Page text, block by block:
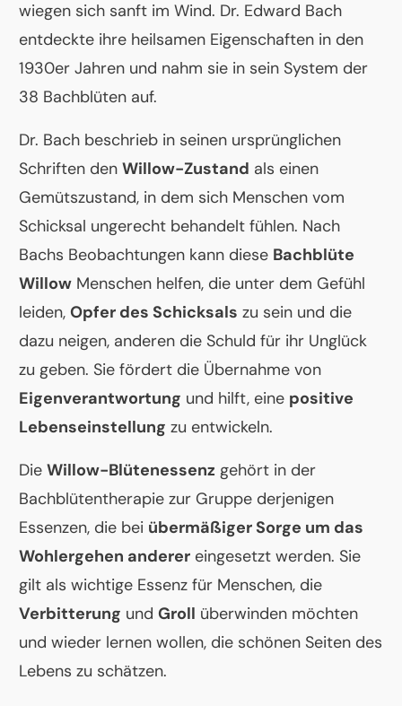
wiegen sich sanft im Wind. Dr. Edward Bach
entdeckte ihre heilsamen Eigenschaften in den
1930er Jahren und nahm sie in sein System der
38 Bachblüten auf.
Dr. Bach beschrieb in seinen ursprünglichen
Schriften den Willow-Zustand als einen
Gemütszustand, in dem sich Menschen vom
Schicksal ungerecht behandelt fühlen. Nach
Bachs Beobachtungen kann diese Bachblüte
Willow Menschen helfen, die unter dem Gefühl
leiden, Opfer des Schicksals zu sein und die
dazu neigen, anderen die Schuld für ihr Unglück
zu geben. Sie fördert die Übernahme von
Eigenverantwortung und hilft, eine positive
Lebenseinstellung zu entwickeln.
Die Willow-Blütenessenz gehört in der
Bachblütentherapie zur Gruppe derjenigen
Essenzen, die bei übermäßiger Sorge um das
Wohlergehen anderer eingesetzt werden. Sie
gilt als wichtige Essenz für Menschen, die
Verbitterung und Groll überwinden möchten
und wieder lernen wollen, die schönen Seiten des
Lebens zu schätzen.